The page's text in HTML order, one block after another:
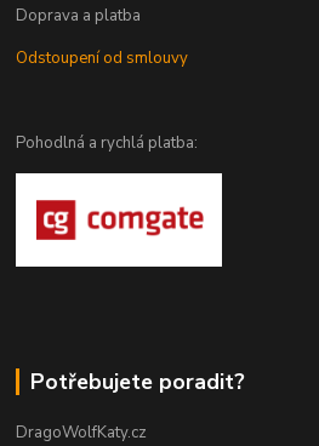
Doprava a platba
Odstoupení od smlouvy
Pohodlná a rychlá platba:
Potřebujete poradit?
DragoWolfKaty.cz